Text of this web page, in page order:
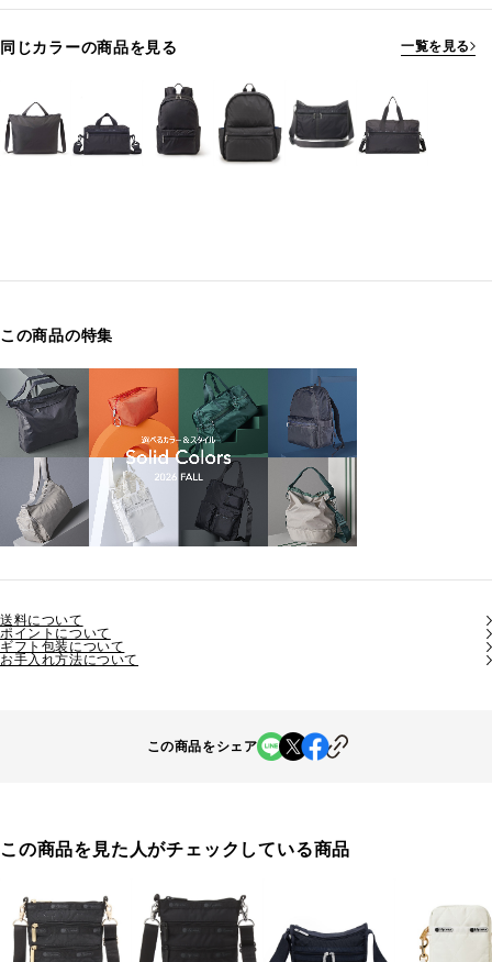
同じカラーの商品を見る 一覧を見る
この商品の特集
送料について
ポイントについて
ギフト包装について
お手入れ方法について
この商品をシェア
この商品を見た人がチェックしている商品